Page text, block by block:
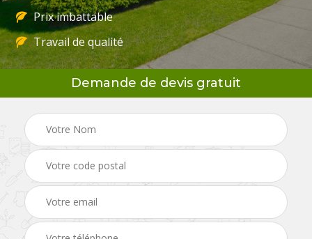
Prix imbattable
Travail de qualité
Demande de devis gratuit